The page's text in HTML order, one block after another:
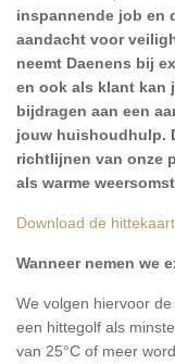
inspannende job en
aandacht voor
neemt Daenens bij
en ook als klant kan
bijdragen aan een
jouw huishoudhulp.
richtlijnen van onze
als warme
Download de hittekaart
Wanneer nemen we
We volgen hiervoor
een hittegolf als
van 25°C of meer